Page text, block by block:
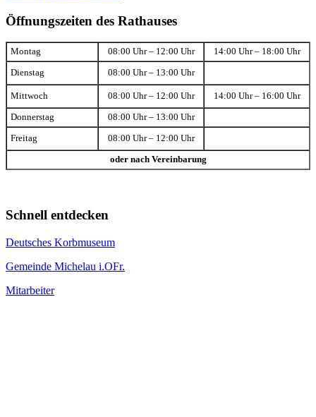
Öffnungszeiten des Rathauses
Montag 08:00 Uhr – 12:00 Uhr 14:00 Uhr – 18:00 Uhr
Dienstag 08:00 Uhr – 13:00 Uhr
Mittwoch 08:00 Uhr – 12:00 Uhr 14:00 Uhr – 16:00 Uhr
Donnerstag 08:00 Uhr – 13:00 Uhr
Freitag 08:00 Uhr – 12:00 Uhr
oder nach Vereinbarung
Schnell entdecken
Deutsches Korbmuseum
Gemeinde Michelau i.OFr.
Mitarbeiter